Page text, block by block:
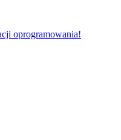
oprogramowania!